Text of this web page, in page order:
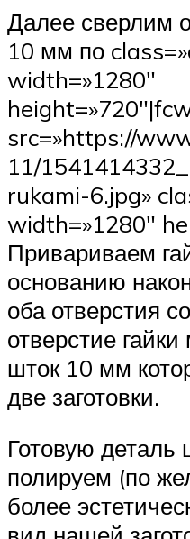
Далее сверлим
10 мм по
width=»1280″
src=»https://
11/
rukami-6.jpg»
width=»1280″
Привариваем
основанию
оба отверстия
отверстие
шток 10 мм
две заготовки.
Готовую
полируем (по
более